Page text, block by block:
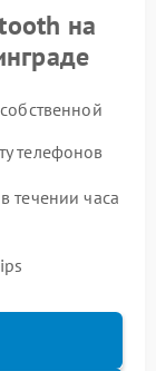
на
телефонов
течении часа